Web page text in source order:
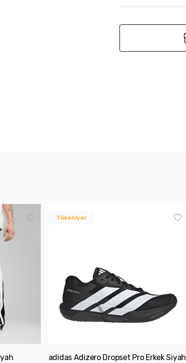
Tükeniyor
adidas Adizero Dropset Pro Erkek Siyah